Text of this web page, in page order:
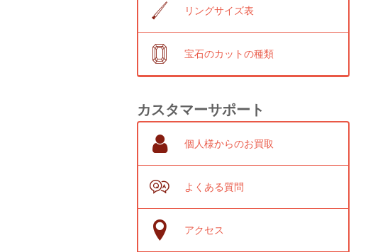
リングサイズ表
宝石のカットの種類
カスタマーサポート
個人様からのお買取
よくある質問
アクセス